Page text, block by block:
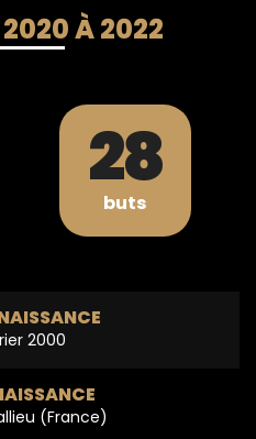
2020 À 2022
28
buts
2000
(France)